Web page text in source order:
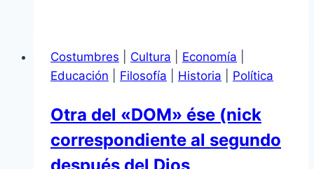
Costumbres
Cultura Economía
Educación
Filosofía Historia Política
Otra del «DOM» ése (nick
correspondiente al segundo
después del Dios